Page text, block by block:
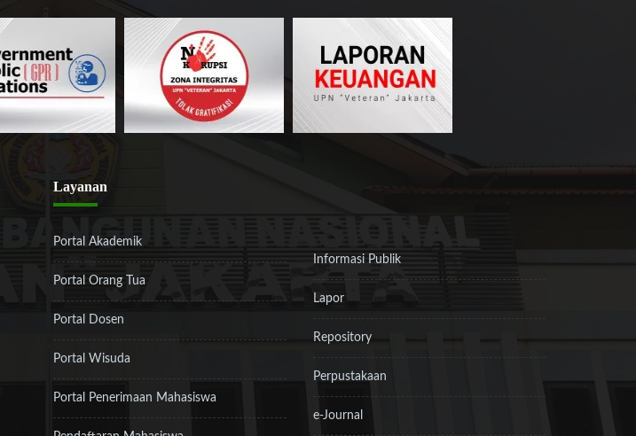
Layanan
Portal Akademik
Portal Orang Tua
Portal Dosen
Portal Wisuda
Portal Penerimaan Mahasiswa
Informasi Publik
Lapor
Repository
Perpustakaan
e-Journal